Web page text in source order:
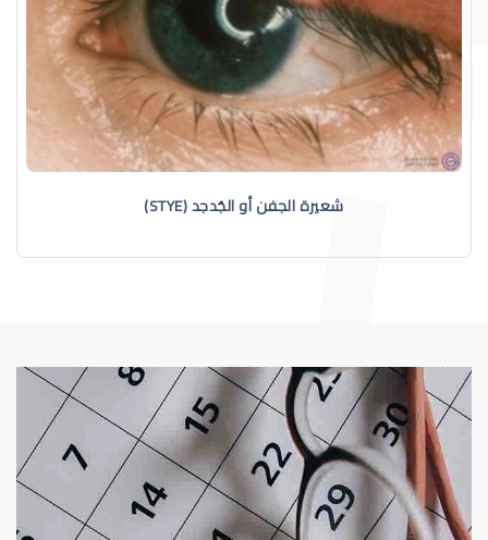
شعيرة الجفن أو الجُدجد (STYE)
شعيرة الجفن أو الجُدجد (Stye)
الجراحة التجميلية للعين